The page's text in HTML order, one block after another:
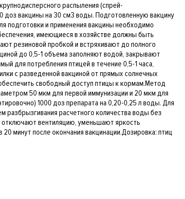
распыления (спрей-
доз вакцины на 30 см3 воды. Подготовленную вакцину
подготовки и применения вакцины необходимо
имеющиеся в хозяйстве должны быть
резиновой пробкой и встряхивают до полного
до 0,5-1 объема заполняют водой, закрывают
для потребления птицей в течение 0,5-1 часа,
с разведенной вакциной от прямых солнечных
свободный доступ птицы к кормам.Метод
50 мкм для первой иммунизации и 20 мкм для
1000 доз препарата на 0,20-0,25 л воды. Для
разбрызгивания расчетного количества воды без
отключают вентиляцию, уменьшают яркость
минут после окончания вакцинации.Дозировка: птиц